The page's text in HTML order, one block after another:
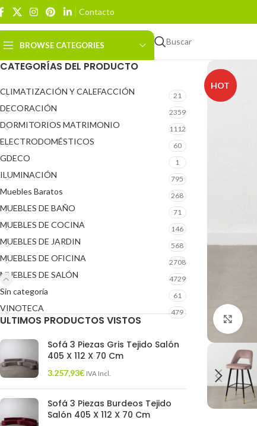
Contacto
BROWSE CATEGORIES Buscar
CATEGORÍAS DEL PRODUCTO
CLIMATIZACIÓN Y CALEFACCIÓN 21
DECORACIÓN 2359
DORMITORIOS MATRIMONIO 1112
ELECTRODOMÉSTICOS 60
GDECO 1
ILUMINACIÓN 795
Muebles Baratos 268
MUEBLES DE BAÑO 71
MUEBLES DE COCINA 146
MUEBLES DE JARDIN 568
MUEBLES DE OFICINA 2708
MUEBLES DE SALÓN 4729
Sin categoría 61
VINOTECA 479
ULTIMOS PRODUCTOS VISTOS
Sofá 3 Piezas Gris Tejido Salón
405 X 112 X 70 Cm
3.257,93€ IVA Incl.
Sofá 3 Piezas Burdeos Tejido
Salón 405 X 112 X 70 Cm
HOT